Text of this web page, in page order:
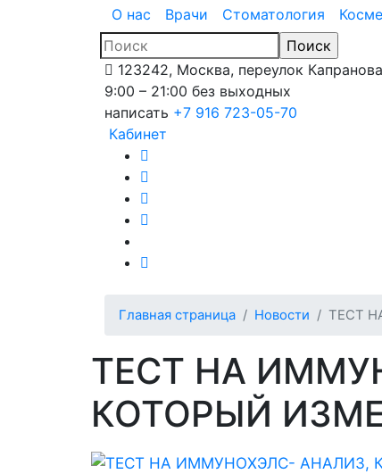
О нас
Врачи Стоматология
123242, Москва, переулок
9:00 – 21:00 без выходных
написать +7 916 723-05-70
Кабинет
Главная страница Новости ТЕСТ
ТЕСТ НА
КОТОРЫЙ